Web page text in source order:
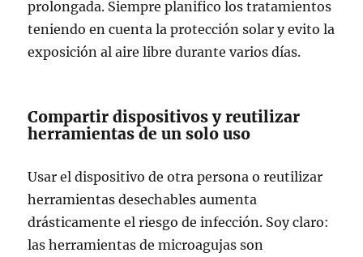
prolongada. Siempre planifico los tratamientos
teniendo en cuenta la protección solar y evito la
exposición al aire libre durante varios días.
Compartir dispositivos y reutilizar
herramientas de un solo uso
Usar el dispositivo de otra persona o reutilizar
herramientas desechables aumenta
drásticamente el riesgo de infección. Soy claro:
las herramientas de microagujas son